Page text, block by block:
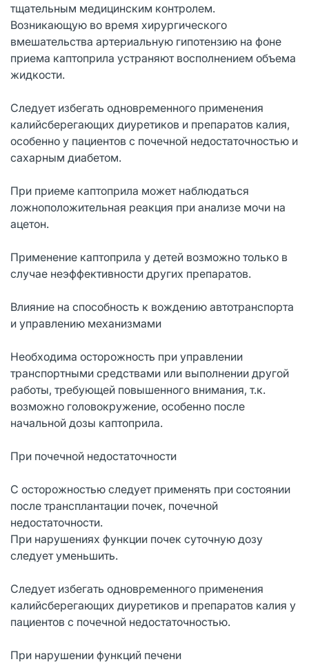
тщательным медицинским контролем.
Возникающую во время хирургического
вмешательства артериальную гипотензию на фоне
приема каптоприла устраняют восполнением объема
жидкости.
Следует избегать одновременного применения
калийсберегающих диуретиков и препаратов калия,
особенно у пациентов с почечной недостаточностью и
сахарным диабетом.
При приеме каптоприла может наблюдаться
ложноположительная реакция при анализе мочи на
ацетон.
Применение каптоприла у детей возможно только в
случае неэффективности других препаратов.
Влияние на способность к вождению автотранспорта
и управлению механизмами
Необходима осторожность при управлении
транспортными средствами или выполнении другой
работы, требующей повышенного внимания, т.к.
возможно головокружение, особенно после
начальной дозы каптоприла.
При почечной недостаточности
С осторожностью следует применять при состоянии
после трансплантации почек, почечной
недостаточности.
При нарушениях функции почек суточную дозу
следует уменьшить.
Следует избегать одновременного применения
калийсберегающих диуретиков и препаратов калия у
пациентов с почечной недостаточностью.
При нарушении функций печени